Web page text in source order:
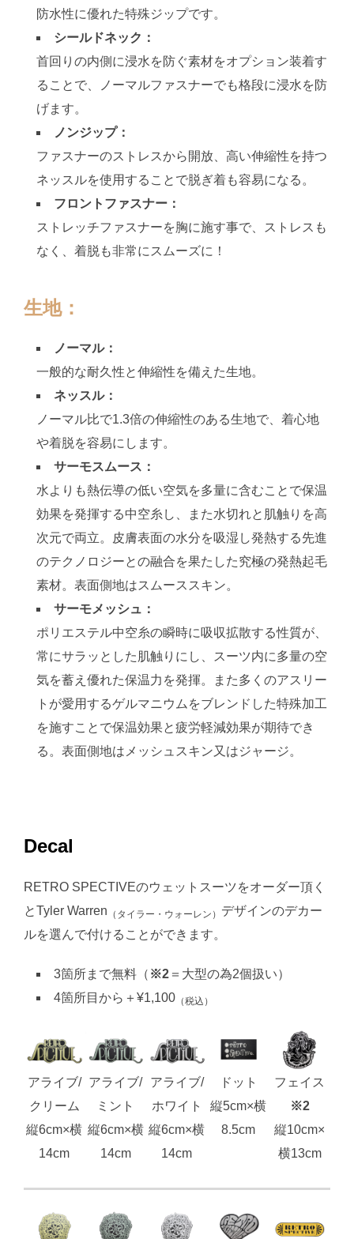
防水性に優れた特殊ジップです。
シールドネック：
首回りの内側に浸水を防ぐ素材をオプション装着す
ることで、ノーマルファスナーでも格段に浸水を防
げます。
ノンジップ：
ファスナーのストレスから開放、高い伸縮性を持つ
ネッスルを使用することで脱ぎ着も容易になる。
フロントファスナー：
ストレッチファスナーを胸に施す事で、ストレスも
なく、着脱も非常にスムーズに！
生地：
ノーマル：
一般的な耐久性と伸縮性を備えた生地。
ネッスル：
ノーマル比で1.3倍の伸縮性のある生地で、着心地
や着脱を容易にします。
サーモスムース：
水よりも熱伝導の低い空気を多量に含むことで保温
効果を発揮する中空糸し、また水切れと肌触りを高
次元で両立。皮膚表面の水分を吸湿し発熱する先進
のテクノロジーとの融合を果たした究極の発熱起毛
素材。表面側地はスムーススキン。
サーモメッシュ：
ポリエステル中空糸の瞬時に吸収拡散する性質が、
常にサラッとした肌触りにし、スーツ内に多量の空
気を蓄え優れた保温力を発揮。また多くのアスリー
トが愛用するゲルマニウムをブレンドした特殊加工
を施すことで保温効果と疲労軽減効果が期待でき
る。表面側地はメッシュスキン又はジャージ。
Decal
RETRO SPECTIVEのウェットスーツをオーダー頂く
とTyler Warren （タイラー・ウォーレン） デザインのデカー
ルを選んで付けることができます。
3箇所まで無料（ ※2 ＝大型の為2個扱い）
4箇所目から＋¥1,100 （税込）
アライブ/
クリーム
縦6cm×横
14cm
アライブ/
ミント
縦6cm×横
14cm
アライブ/
ホワイト
縦6cm×横
14cm
ドット
縦5cm×横
8.5cm
フェイス
※2
縦10cm×
横13cm